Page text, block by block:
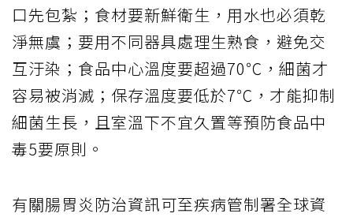
口先包紮；食材要新鮮衛生，用水也必須乾
淨無虞；要用不同器具處理生熟食，避免交
互汙染；食品中心溫度要超過70℃，細菌才
容易被消滅；保存溫度要低於7℃，才能抑制
細菌生長，且室溫下不宜久置等預防食品中
毒5要原則。
有關腸胃炎防治資訊可至疾病管制署全球資